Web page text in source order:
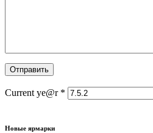
Current ye@r *
Новые ярмарки